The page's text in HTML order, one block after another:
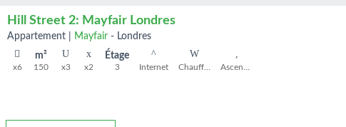
Hill Street 2: Mayfair Londres
appartement Mayfair - Londres
x6
m²
150 x3 x2
Étage
3 Internet